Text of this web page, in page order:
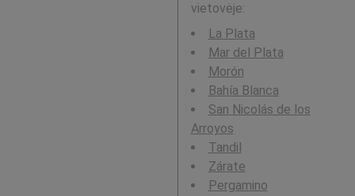
vietovėje:
La Plata
Mar del Plata
Morón
Bahía Blanca
San Nicolás de los
Arroyos
Tandil
Zárate
Pergamino